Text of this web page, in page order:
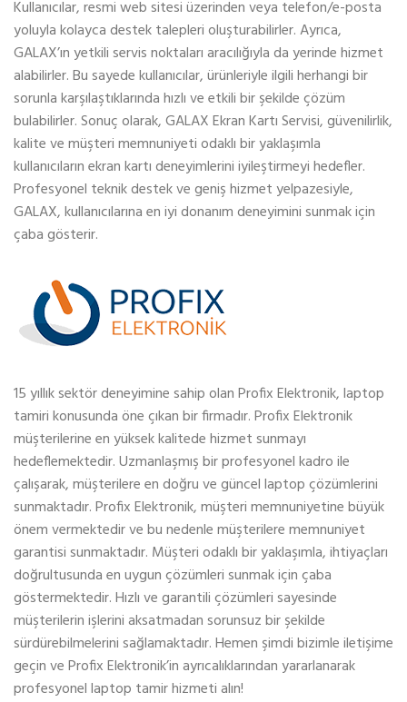
Kullanıcılar, resmi web sitesi üzerinden veya telefon/e-posta
yoluyla kolayca destek talepleri oluşturabilirler. Ayrıca,
GALAX’ın yetkili servis noktaları aracılığıyla da yerinde hizmet
alabilirler. Bu sayede kullanıcılar, ürünleriyle ilgili herhangi bir
sorunla karşılaştıklarında hızlı ve etkili bir şekilde çözüm
bulabilirler. Sonuç olarak, GALAX Ekran Kartı Servisi, güvenilirlik,
kalite ve müşteri memnuniyeti odaklı bir yaklaşımla
kullanıcıların ekran kartı deneyimlerini iyileştirmeyi hedefler.
Profesyonel teknik destek ve geniş hizmet yelpazesiyle,
GALAX, kullanıcılarına en iyi donanım deneyimini sunmak için
çaba gösterir.
15 yıllık sektör deneyimine sahip olan Profix Elektronik, laptop
tamiri konusunda öne çıkan bir firmadır. Profix Elektronik
müşterilerine en yüksek kalitede hizmet sunmayı
hedeflemektedir. Uzmanlaşmış bir profesyonel kadro ile
çalışarak, müşterilere en doğru ve güncel laptop çözümlerini
sunmaktadır. Profix Elektronik, müşteri memnuniyetine büyük
önem vermektedir ve bu nedenle müşterilere memnuniyet
garantisi sunmaktadır. Müşteri odaklı bir yaklaşımla, ihtiyaçları
doğrultusunda en uygun çözümleri sunmak için çaba
göstermektedir. Hızlı ve garantili çözümleri sayesinde
müşterilerin işlerini aksatmadan sorunsuz bir şekilde
sürdürebilmelerini sağlamaktadır. Hemen şimdi bizimle iletişime
geçin ve Profix Elektronik’in ayrıcalıklarından yararlanarak
profesyonel laptop tamir hizmeti alın!